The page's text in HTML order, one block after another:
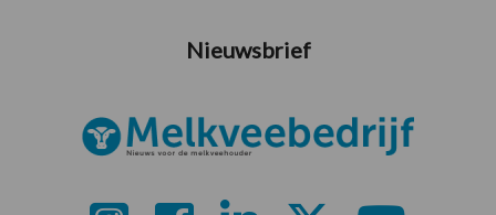
Nieuwsbrief